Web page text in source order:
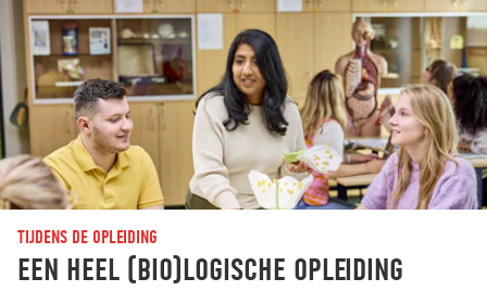
Tijdens de opleiding
Een heel (bio)logische opleiding